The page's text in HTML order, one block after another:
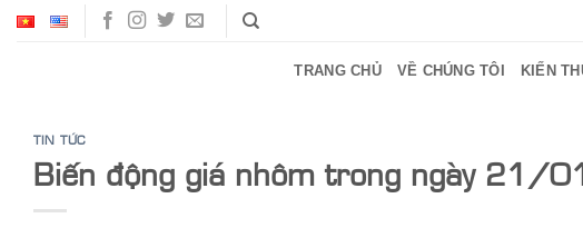
Bỏ
TRANG CHỦ VỀ CHÚNG TÔI KIẾN
TIN TỨC
Biến động giá nhôm trong ngày 21/